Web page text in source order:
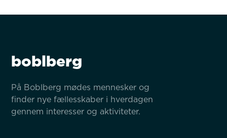
boblberg
På Boblberg mødes mennesker og
finder nye fællesskaber i hverdagen
gennem interesser og aktiviteter.